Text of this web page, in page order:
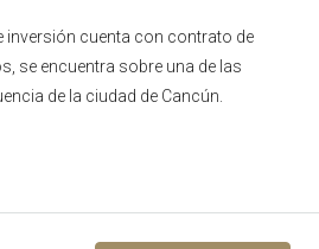
inversión cuenta con contrato de
se encuentra sobre una de las
de la ciudad de Cancún.